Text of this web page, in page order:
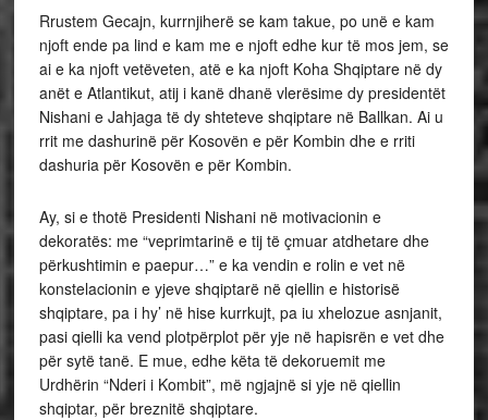
Rrustem Gecajn, kurrnjiherë se kam takue, po unë e kam
njoft ende pa lind e kam me e njoft edhe kur të mos jem, se
ai e ka njoft vetëveten, atë e ka njoft Koha Shqiptare në dy
anët e Atlantikut, atij i kanë dhanë vlerësime dy presidentët
Nishani e Jahjaga të dy shteteve shqiptare në Ballkan. Ai u
rrit me dashurinë për Kosovën e për Kombin dhe e rriti
dashuria për Kosovën e për Kombin.
Ay, si e thotë Presidenti Nishani në motivacionin e
dekoratës: me “veprimtarinë e tij të çmuar atdhetare dhe
përkushtimin e paepur…” e ka vendin e rolin e vet në
konstelacionin e yjeve shqiptarë në qiellin e historisë
shqiptare, pa i hy’ në hise kurrkujt, pa iu xhelozue asnjanit,
pasi qielli ka vend plotpërplot për yje në hapisrën e vet dhe
për sytë tanë. E mue, edhe këta të dekoruemit me
Urdhërin “Nderi i Kombit”, më ngjajnë si yje në qiellin
shqiptar, për breznitë shqiptare.